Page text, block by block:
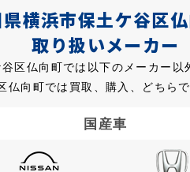
横浜市保土ケ谷区
取り扱いメーカー
区仏向町では以下のメーカー以
仏向町では買取、購入、どちら
国産車